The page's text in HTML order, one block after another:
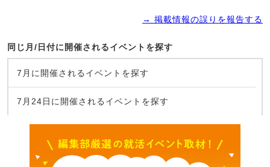
→ 掲載情報の誤りを報告する
同じ月/日付に開催されるイベントを探す
7月に開催されるイベントを探す
7月24日に開催されるイベントを探す